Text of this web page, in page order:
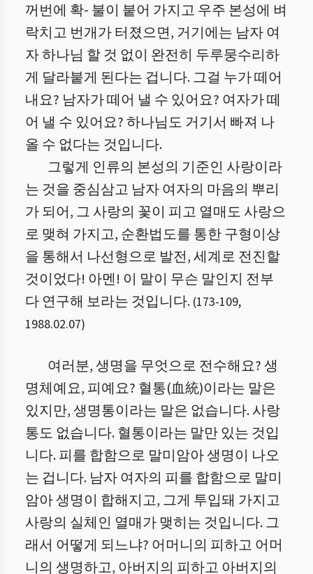
꺼번에 확- 불이 붙어 가지고 우주 본성에 벼
락치고 번개가 터졌으면, 거기에는 남자 여
자 하나님 할 것 없이 완전히 두루뭉수리하
게 달라붙게 된다는 겁니다. 그걸 누가 떼어
내요? 남자가 떼어 낼 수 있어요? 여자가 떼
어 낼 수 있어요? 하나님도 거기서 빠져 나
올 수 없다는 것입니다.
그렇게 인류의 본성의 기준인 사랑이라
는 것을 중심삼고 남자 여자의 마음의 뿌리
가 되어, 그 사랑의 꽃이 피고 열매도 사랑으
로 맺혀 가지고, 순환법도를 통한 구형이상
을 통해서 나선형으로 발전, 세계로 전진할
것이었다! 아멘! 이 말이 무슨 말인지 전부
다 연구해 보라는 것입니다. (173-109,
1988.02.07)
여러분, 생명을 무엇으로 전수해요? 생
명체예요, 피예요? 혈통(血統)이라는 말은
있지만, 생명통이라는 말은 없습니다. 사랑
통도 없습니다. 혈통이라는 말만 있는 것입
니다. 피를 합함으로 말미암아 생명이 나오
는 겁니다. 남자 여자의 피를 합함으로 말미
암아 생명이 합해지고, 그게 투입돼 가지고
사랑의 실체인 열매가 맺히는 것입니다. 그
래서 어떻게 되느냐? 어머니의 피하고 어머
니의 생명하고, 아버지의 피하고 아버지의